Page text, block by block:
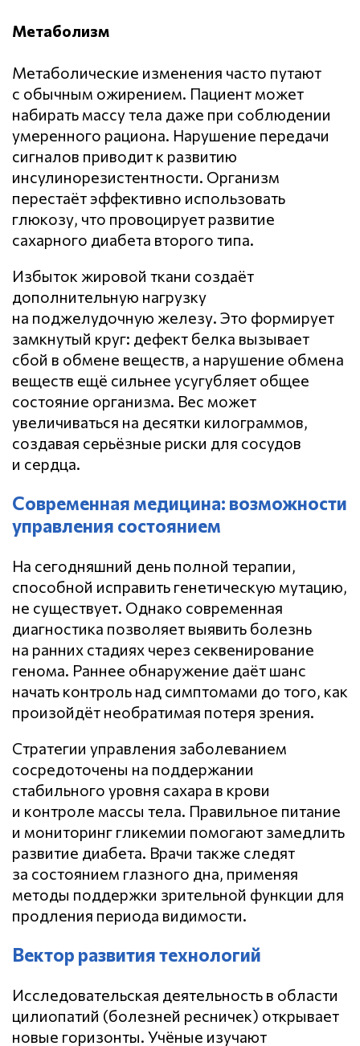
Метаболизм
Метаболические изменения часто путают
с обычным ожирением. Пациент может
набирать массу тела даже при соблюдении
умеренного рациона. Нарушение передачи
сигналов приводит к развитию
инсулинорезистентности. Организм
перестаёт эффективно использовать
глюкозу, что провоцирует развитие
сахарного диабета второго типа.
Избыток жировой ткани создаёт
дополнительную нагрузку
на поджелудочную железу. Это формирует
замкнутый круг: дефект белка вызывает
сбой в обмене веществ, а нарушение обмена
веществ ещё сильнее усугубляет общее
состояние организма. Вес может
увеличиваться на десятки килограммов,
создавая серьёзные риски для сосудов
и сердца.
Современная медицина: возможности
управления состоянием
На сегодняшний день полной терапии,
способной исправить генетическую мутацию,
не существует. Однако современная
диагностика позволяет выявить болезнь
на ранних стадиях через секвенирование
генома. Раннее обнаружение даёт шанс
начать контроль над симптомами до того, как
произойдёт необратимая потеря зрения.
Стратегии управления заболеванием
сосредоточены на поддержании
стабильного уровня сахара в крови
и контроле массы тела. Правильное питание
и мониторинг гликемии помогают замедлить
развитие диабета. Врачи также следят
за состоянием глазного дна, применяя
методы поддержки зрительной функции для
продления периода видимости.
Вектор развития технологий
Исследовательская деятельность в области
цилиопатий (болезней ресничек) открывает
новые горизонты. Учёные изучают